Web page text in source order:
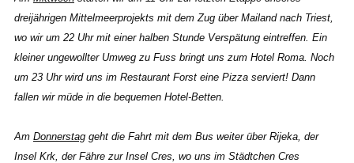
dreijährigen Mittelmeerprojekts mit dem Zug über Mailand nach Triest,
wo wir um 22 Uhr mit einer halben Stunde Verspätung eintreffen. Ein
kleiner ungewollter Umweg zu Fuss bringt uns zum Hotel Roma. Noch
um 23 Uhr wird uns im Restaurant Forst eine Pizza serviert! Dann
fallen wir müde in die bequemen Hotel-Betten.
Am Donnerstag geht die Fahrt mit dem Bus weiter über Rijeka, der
Insel Krk, der Fähre zur Insel Cres, wo uns im Städtchen Cres